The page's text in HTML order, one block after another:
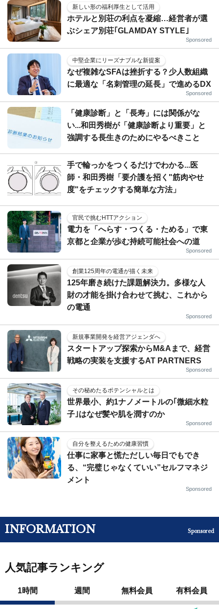
新しい形の福利厚生として活用
ホテルと別荘の利点を凝縮…経営者が選
ぶシェア別荘｢GLAMDAY STYLE｣
Sponsored
中堅企業にリーズナブルな新提案
なぜ複雑なSFAは挫折する？少人数組織
に最適な「名刺管理の延長」で進めるDX
Sponsored
「健康診断」と「長寿」には関係がな
い...和田秀樹が「健康診断より重要」と
強調する長生きのためにやるべきこと
手で輪っかをつくるだけでわかる...医
師・和田秀樹「要介護を招く"筋肉やせ
度"をチェックする簡単な方法」
官民で挑むHTTアクション
電力を「へらす・つくる・ためる」で東
京都と企業が歩む持続可能社会への道
Sponsored
創業125周年の電通が描く未来
125年磨き続けた課題解決力。多様な人
財の才能を掛け合わせて挑む、これから
の電通
Sponsored
新規事業開発を経営アジェンダへ
スタートアップ探索からM&Aまで、経営
戦略の実装を支援するAT PARTNERS
Sponsored
その秘めたるポテンシャルとは
世界最小、約1ナノメートルの｢微細水粒
子｣はなぜ髪や肌を潤すのか
Sponsored
自分を整えるための健康習慣
仕事に家事と慌ただしい毎日でもでき
る、“完璧じゃなくていい”セルフマネジ
メント
Sponsored
INFORMATION Sponsored
人気記事ランキング
1時間 週間 無料会員 有料会員